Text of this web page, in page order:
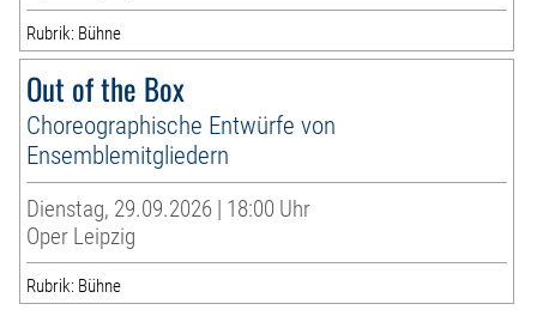
Rubrik: Bühne
Out of the Box
Choreographische Entwürfe von
Ensemblemitgliedern
Dienstag, 29.09.2026 | 18:00 Uhr
Oper Leipzig
Rubrik: Bühne